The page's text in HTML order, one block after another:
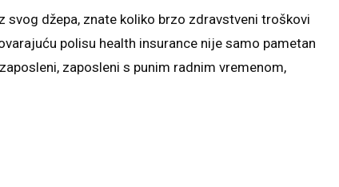
džepa, znate koliko brzo zdravstveni troškovi
polisu health insurance nije samo pametan
zaposleni s punim radnim vremenom,